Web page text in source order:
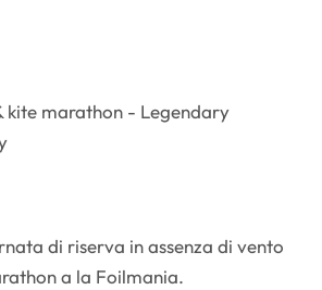
kite marathon - Legendary
di riserva in assenza di vento
a la Foilmania.